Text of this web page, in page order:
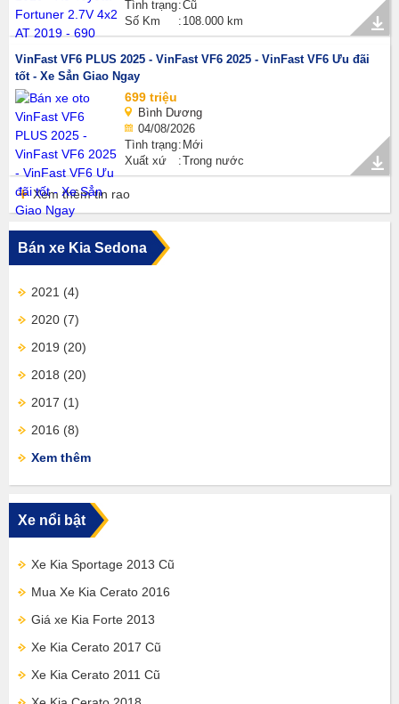
Tình trạng Cũ
Số Km
108.000 km
VinFast VF6 PLUS 2025 - VinFast VF6 2025 - VinFast VF6 Ưu đãi
tốt - Xe Sẳn Giao Ngay
699 triệu
Bình Dương
04/08/2026
Tình trạng Mới
Xuất xứ
Trong nước
Xem thêm tin rao
Bán xe Kia Sedona
2021 (4)
2020 (7)
2019 (20)
2018 (20)
2017 (1)
2016 (8)
Xem thêm
Xe nổi bật
Xe Kia Sportage 2013 Cũ
Mua Xe Kia Cerato 2016
Giá xe Kia Forte 2013
Xe Kia Cerato 2017 Cũ
Xe Kia Cerato 2011 Cũ